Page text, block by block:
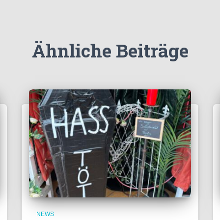
Ähnliche Beiträge
NEWS